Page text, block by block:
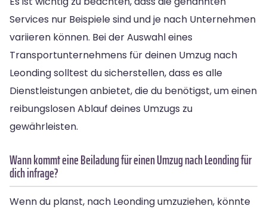
Services nur Beispiele sind und je nach Unternehmen
variieren können. Bei der Auswahl eines
Transportunternehmens für deinen Umzug nach
Leonding solltest du sicherstellen, dass es alle
Dienstleistungen anbietet, die du benötigst, um einen
reibungslosen Ablauf deines Umzugs zu
gewährleisten.
Wann kommt eine Beiladung für einen Umzug nach Leonding für
dich infrage?
Wenn du planst, nach Leonding umzuziehen, könnte